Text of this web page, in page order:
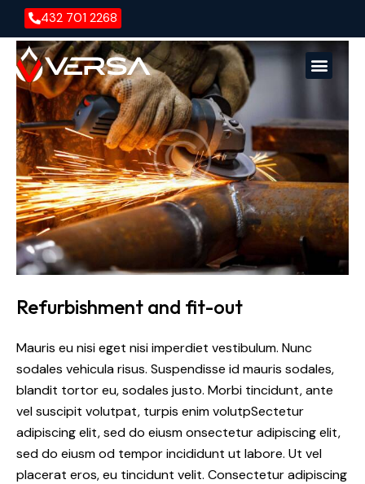
432 701 2268
Refurbishment and fit-out
Mauris eu nisi eget nisi imperdiet vestibulum. Nunc
sodales vehicula risus. Suspendisse id mauris sodales,
blandit tortor eu, sodales justo. Morbi tincidunt, ante
vel suscipit volutpat, turpis enim volutpSectetur
adipiscing elit, sed do eiusm onsectetur adipiscing elit,
sed do eiusm od tempor incididunt ut labore. Ut vel
placerat eros, eu tincidunt velit. Consectetur adipiscing